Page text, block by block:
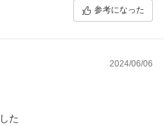
参考になった
2024/06/06
た